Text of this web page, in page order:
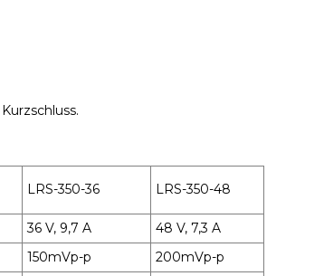
LRS-350-36 LRS-350-48
36 V, 9,7 A
48 V, 7,3 A
150mVp-p
200mVp-p